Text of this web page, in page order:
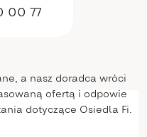
00 77
a nasz doradca wróci
ofertą i odpowie
dotyczące Osiedla Fi.